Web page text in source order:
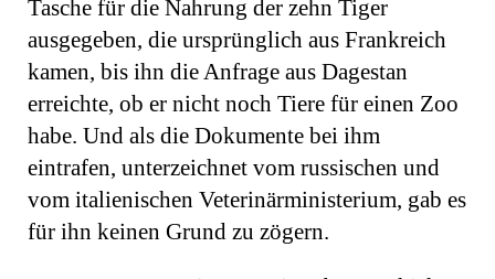
Tasche für die Nahrung der zehn Tiger
ausgegeben, die ursprünglich aus Frankreich
kamen, bis ihn die Anfrage aus Dagestan
erreichte, ob er nicht noch Tiere für einen Zoo
habe. Und als die Dokumente bei ihm
eintrafen, unterzeichnet vom russischen und
vom italienischen Veterinärministerium, gab es
für ihn keinen Grund zu zögern.